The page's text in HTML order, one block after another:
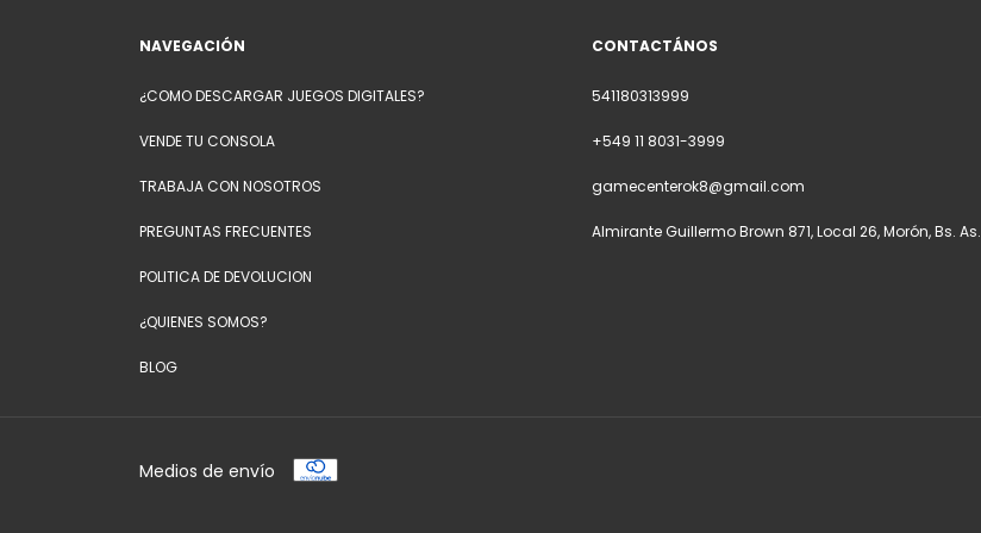
NAVEGACIÓN
¿COMO DESCARGAR JUEGOS DIGITALES?
VENDE TU CONSOLA
TRABAJA CON NOSOTROS
PREGUNTAS FRECUENTES
POLITICA DE DEVOLUCION
¿QUIENES SOMOS?
BLOG
CONTACTÁNOS
541180313999
+549 11 8031-3999
gamecenterok8@gmail.com
Almirante Guillermo Brown 871, Local 26, Morón, Bs. As.
Medios de envío